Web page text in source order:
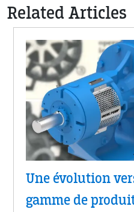
Related Articles
Une évolution
gamme de